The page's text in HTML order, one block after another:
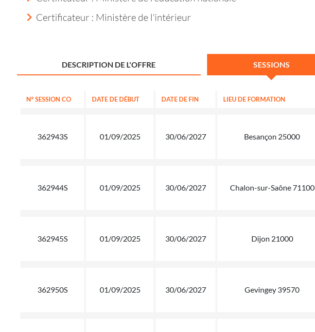
Certificateur : Ministère de l'intérieur
DESCRIPTION DE L'OFFRE SESSIONS
N° SESSION CO DATE DE DÉBUT DATE DE FIN LIEU DE FORMATION
362943S 01/09/2025 30/06/2027 Besançon 25000
362944S 01/09/2025 30/06/2027 Chalon-sur-Saône 71100
362945S 01/09/2025 30/06/2027 Dijon 21000
362950S 01/09/2025 30/06/2027 Gevingey 39570